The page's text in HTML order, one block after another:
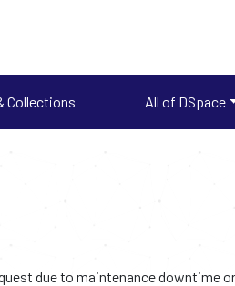
Collections All of DSpace
due to maintenance downtime